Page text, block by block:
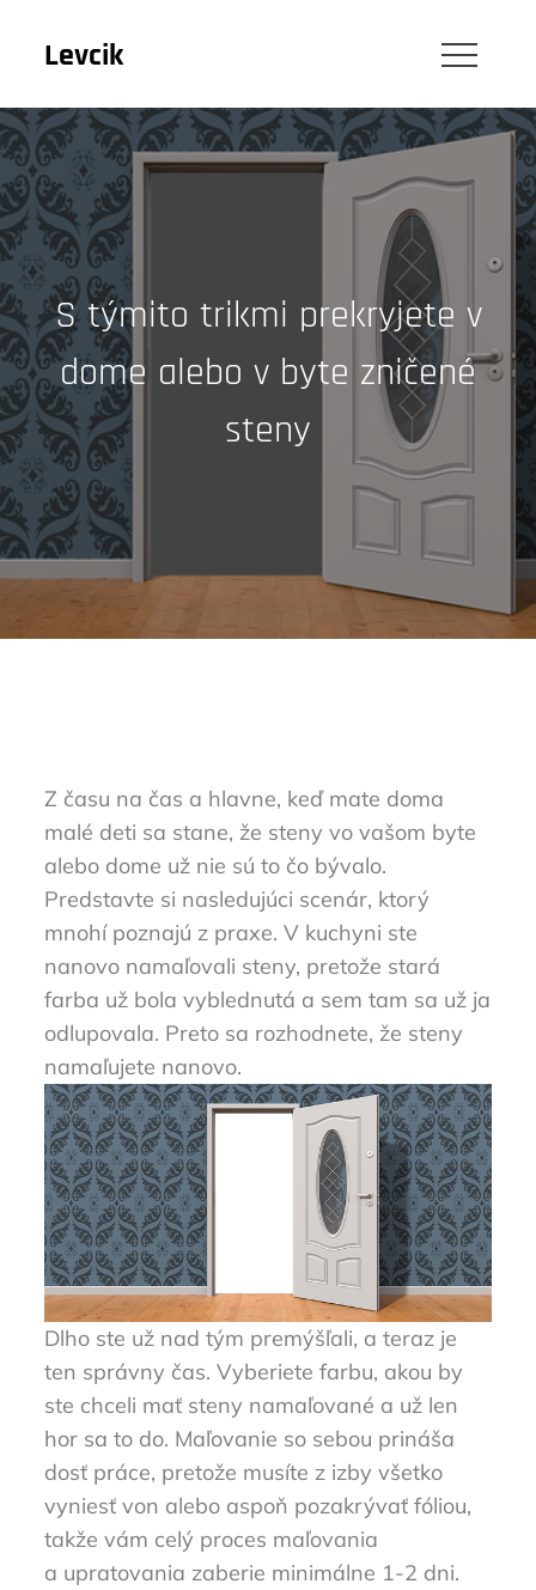
Levcik
S týmito trikmi prekryjete v
dome alebo v byte zničené
steny
Z času na čas a hlavne, keď mate doma
malé deti sa stane, že steny vo vašom byte
alebo dome už nie sú to čo bývalo.
Predstavte si nasledujúci scenár, ktorý
mnohí poznajú z praxe. V kuchyni ste
nanovo namaľovali steny, pretože stará
farba už bola vyblednutá a sem tam sa už ja
odlupovala. Preto sa rozhodnete, že steny
namaľujete nanovo.
Dlho ste už nad tým premýšľali, a teraz je
ten správny čas. Vyberiete farbu, akou by
ste chceli mať steny namaľované a už len
hor sa to do. Maľovanie so sebou prináša
dosť práce, pretože musíte z izby všetko
vyniesť von alebo aspoň pozakrývať fóliou,
takže vám celý proces maľovania
a upratovania zaberie minimálne 1-2 dni.